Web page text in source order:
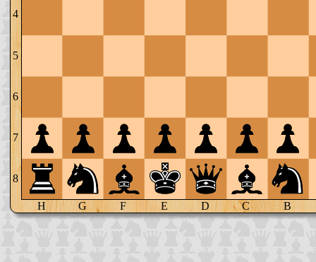
4
5
6
7
8
H G F E D C B